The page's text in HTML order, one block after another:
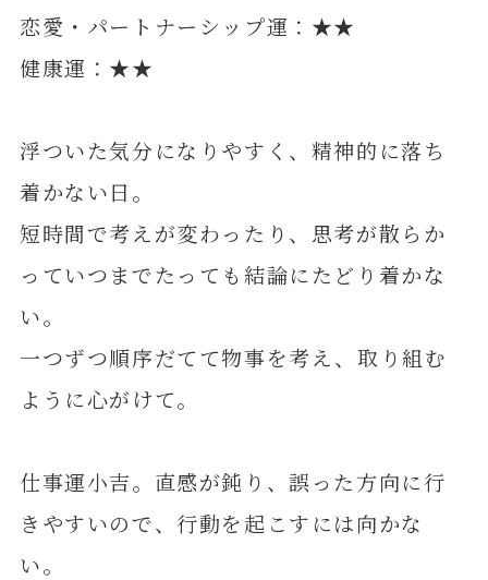
恋愛・パートナーシップ運：★★
健康運：★★
浮ついた気分になりやすく、精神的に落ち
着かない日。
短時間で考えが変わったり、思考が散らか
っていつまでたっても結論にたどり着かな
い。
一つずつ順序だてて物事を考え、取り組む
ように心がけて。
仕事運小吉。直感が鈍り、誤った方向に行
きやすいので、行動を起こすには向かな
い。